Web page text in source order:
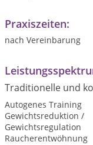
Praxiszeiten:
nach Vereinbarung
Traditionelle und
Autogenes Training
Gewichtsreduktion /
Gewichtsregulation
Raucherentwöhnung